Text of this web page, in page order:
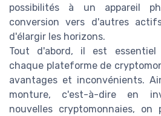
possibilités à un appareil
conversion vers d'autres
d'élargir les horizons.
Tout d'abord, il est essentiel
chaque plateforme de
avantages et inconvénients.
monture, c'est-à-dire en
nouvelles cryptomonnaies, on